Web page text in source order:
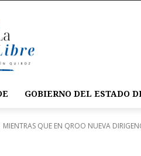
GOBIERNO DEL ESTADO
MIENTRAS QUE EN QROO NUEVA